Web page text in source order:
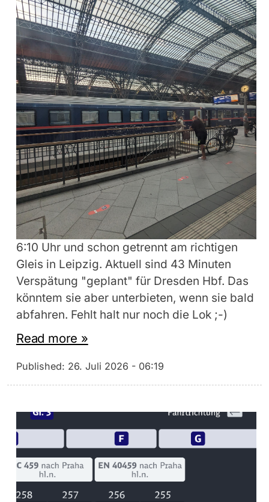
6:10 Uhr und schon getrennt am richtigen
Gleis in Leipzig. Aktuell sind 43 Minuten
Verspätung "geplant" für Dresden Hbf. Das
könntem sie aber unterbieten, wenn sie bald
abfahren. Fehlt halt nur noch die Lok ;-)
Read more »
Published: 26. Juli 2026 - 06:19